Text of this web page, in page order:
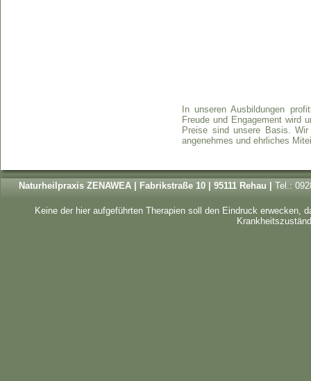
Naturheilpraxis ZENAWEA | Fabrikstraße 10 | 95111 Rehau | Tel.:
Keine der hier aufgeführten Therapien soll den Eindruck erwecken,
In unseren Ausbildungen
Freude und Engagement wird
Preise sind unsere Basis.
angenehmes und ehrliches